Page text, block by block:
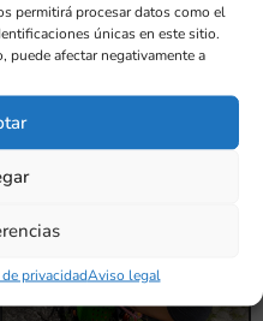
permitirá procesar datos como el
únicas en este sitio.
puede afectar negativamente a
privacidadAviso legal
BARRANCOS
Formación